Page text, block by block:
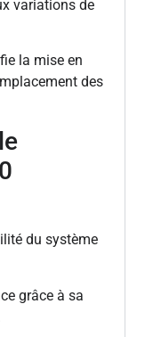
variations de
la mise en
des
du système
grâce à sa